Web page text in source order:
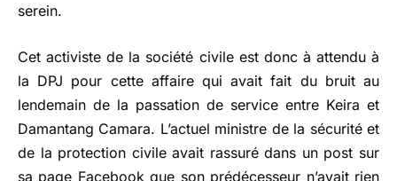
serein.
Cet activiste de la société civile est donc à attendu à
la DPJ pour cette affaire qui avait fait du bruit au
lendemain de la passation de service entre Keira et
Damantang Camara. L’actuel ministre de la sécurité et
de la protection civile avait rassuré dans un post sur
sa page Facebook que son prédécesseur n’avait rien